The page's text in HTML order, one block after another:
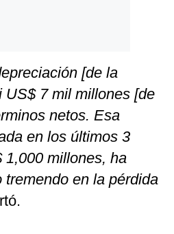
[de la
US$ 7 mil millones [de
netos. Esa
en los últimos 3
1,000 millones, ha
tremendo en la pérdida